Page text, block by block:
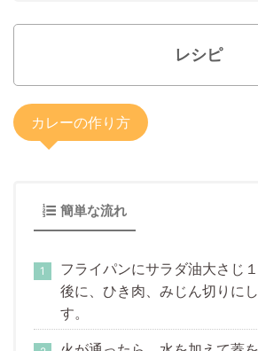
レシピ
カレーの作り方
簡単な流れ
フライパンにサラダ油大さじ
後に、ひき肉、みじん切りに
す。